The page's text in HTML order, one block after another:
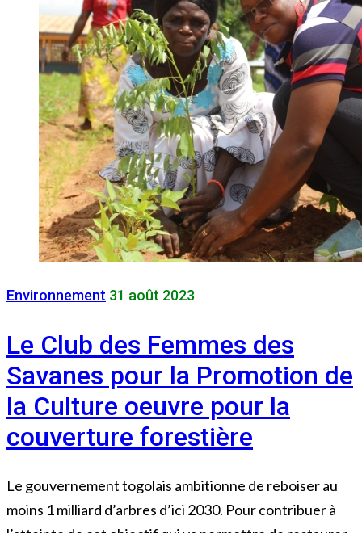
Environnement 31 août 2023
Le Club des Femmes des
Savanes pour la Promotion de
la Culture oeuvre pour la
couverture forestière
Le gouvernement togolais ambitionne de reboiser au
moins 1 milliard d’arbres d’ici 2030. Pour contribuer à